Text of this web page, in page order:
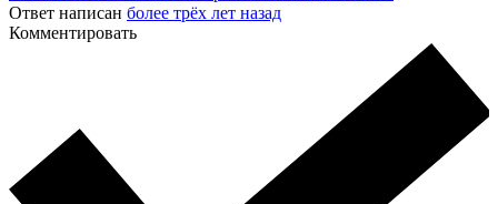
Ответ написан более трёх лет назад
Комментировать